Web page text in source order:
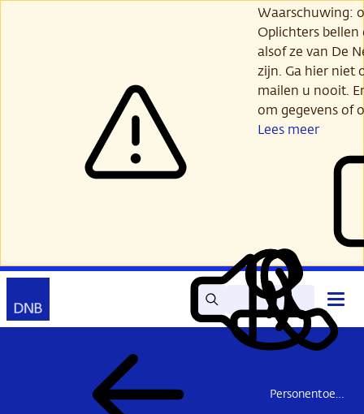
Waarschuwing:
Oplichters
alsof ze van De
zijn. Ga hier niet
mailen u nooit.
om gegevens of
Lees meer
Zoek Lees
voor
Mijn
DNB
Contact
Personentoetsingen